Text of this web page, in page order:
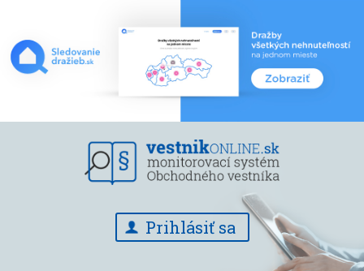
Prihlásiť sa